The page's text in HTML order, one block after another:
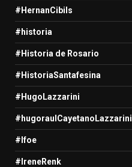
#HernanCibils
#historia
#Historia de Rosario
#HistoriaSantafesina
#HugoLazzarini
#hugoraulCayetanoLazzarini
#Ifoe
#IreneRenk